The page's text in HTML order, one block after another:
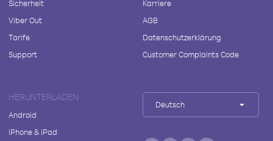
Sicherheit
Viber Out
Tarife
Support
Karriere
AGB
Datenschutzerklärung
Customer Complaints Code
HERUNTERLADEN
Android
iPhone & iPad
Deutsch